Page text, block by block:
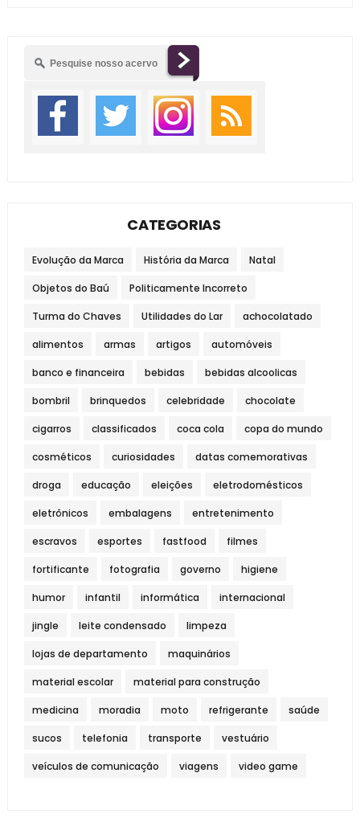
CATEGORIAS
Evolução da Marca História da Marca Natal
Objetos do Baú Politicamente Incorreto
Turma do Chaves Utilidades do Lar achocolatado
alimentos armas artigos automóveis
banco e financeira bebidas bebidas alcoolicas
bombril brinquedos celebridade chocolate
cigarros classificados coca cola copa do mundo
cosméticos curiosidades datas comemorativas
droga educação eleições eletrodomésticos
eletrônicos embalagens entretenimento
escravos esportes fastfood filmes
fortificante fotografia governo higiene
humor infantil informática internacional
jingle leite condensado limpeza
lojas de departamento maquinários
material escolar material para construção
medicina moradia moto refrigerante saúde
sucos telefonia transporte vestuário
veículos de comunicação viagens video game